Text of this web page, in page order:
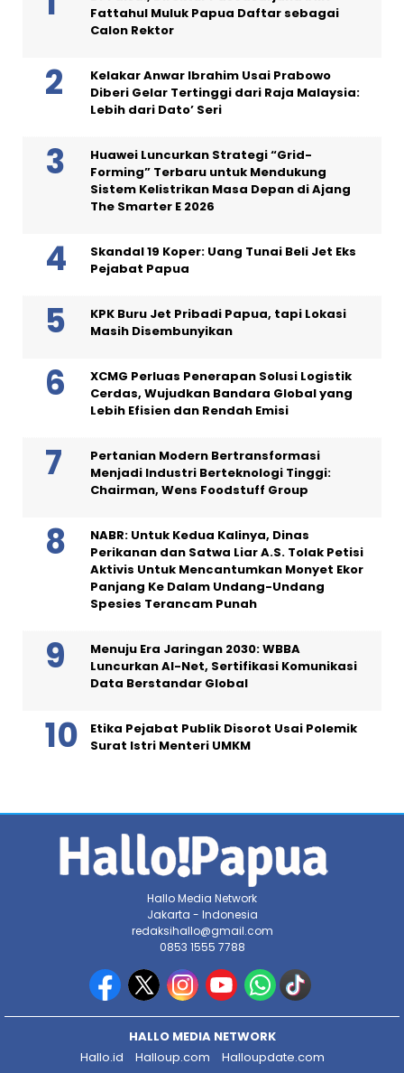
Fattahul Muluk Papua Daftar sebagai
Calon Rektor
Kelakar Anwar Ibrahim Usai Prabowo
Diberi Gelar Tertinggi dari Raja Malaysia:
Lebih dari Dato’ Seri
Huawei Luncurkan Strategi “Grid-
Forming” Terbaru untuk Mendukung
Sistem Kelistrikan Masa Depan di Ajang
The Smarter E 2026
Skandal 19 Koper: Uang Tunai Beli Jet Eks
Pejabat Papua
KPK Buru Jet Pribadi Papua, tapi Lokasi
Masih Disembunyikan
XCMG Perluas Penerapan Solusi Logistik
Cerdas, Wujudkan Bandara Global yang
Lebih Efisien dan Rendah Emisi
Pertanian Modern Bertransformasi
Menjadi Industri Berteknologi Tinggi:
Chairman, Wens Foodstuff Group
NABR: Untuk Kedua Kalinya, Dinas
Perikanan dan Satwa Liar A.S. Tolak Petisi
Aktivis Untuk Mencantumkan Monyet Ekor
Panjang Ke Dalam Undang-Undang
Spesies Terancam Punah
Menuju Era Jaringan 2030: WBBA
Luncurkan AI-Net, Sertifikasi Komunikasi
Data Berstandar Global
Etika Pejabat Publik Disorot Usai Polemik
Surat Istri Menteri UMKM
Hallo Media Network
Jakarta - Indonesia
redaksihallo@gmail.com
0853 1555 7788
HALLO MEDIA NETWORK
Hallo.id
Halloup.com
Halloupdate.com